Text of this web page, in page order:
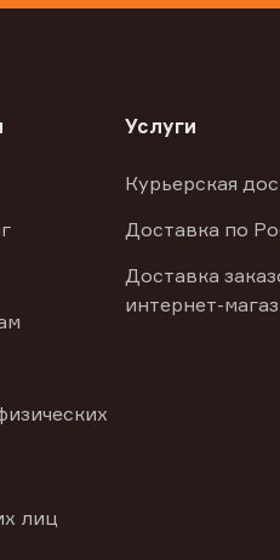
лиц
Услуги
Курьерская
Доставка по
Доставка
интернет-